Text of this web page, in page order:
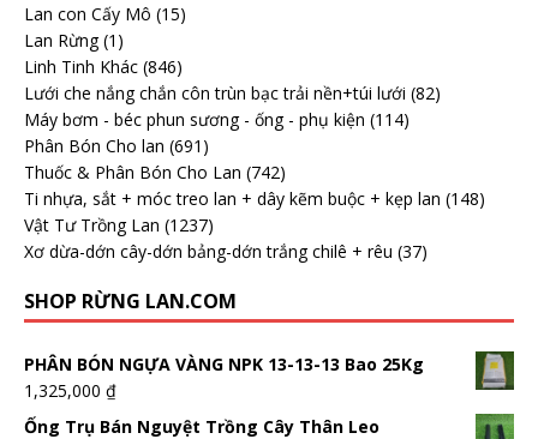
Lan con Cấy Mô (15)
Lan Rừng (1)
Linh Tinh Khác (846)
Lưới che nắng chắn côn trùn bạc trải nền+túi lưới (82)
Máy bơm - béc phun sương - ống - phụ kiện (114)
Phân Bón Cho lan (691)
Thuốc & Phân Bón Cho Lan (742)
Ti nhựa, sắt + móc treo lan + dây kẽm buộc + kẹp lan (148)
Vật Tư Trồng Lan (1237)
Xơ dừa-dớn cây-dớn bảng-dớn trắng chilê + rêu (37)
SHOP RỪNG LAN.COM
PHÂN BÓN NGỰA VÀNG NPK 13-13-13 Bao 25Kg
1,325,000 ₫
Ống Trụ Bán Nguyệt Trồng Cây Thân Leo